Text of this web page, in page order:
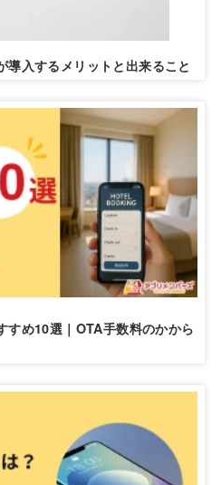
導入するメリットと出来ること
すめ10選｜OTA手数料のかから